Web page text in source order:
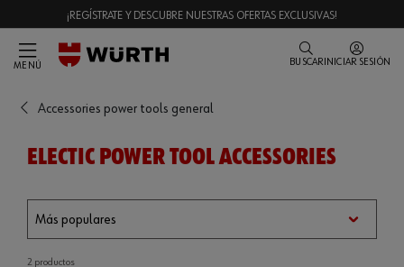
¡REGÍSTRATE Y DESCUBRE NUESTRAS OFERTAS EXCLUSIVAS!
MENÚ BUSCAR INICIAR SESIÓN
Accessories power tools general
ELECTIC POWER TOOL ACCESSORIES
2 productos